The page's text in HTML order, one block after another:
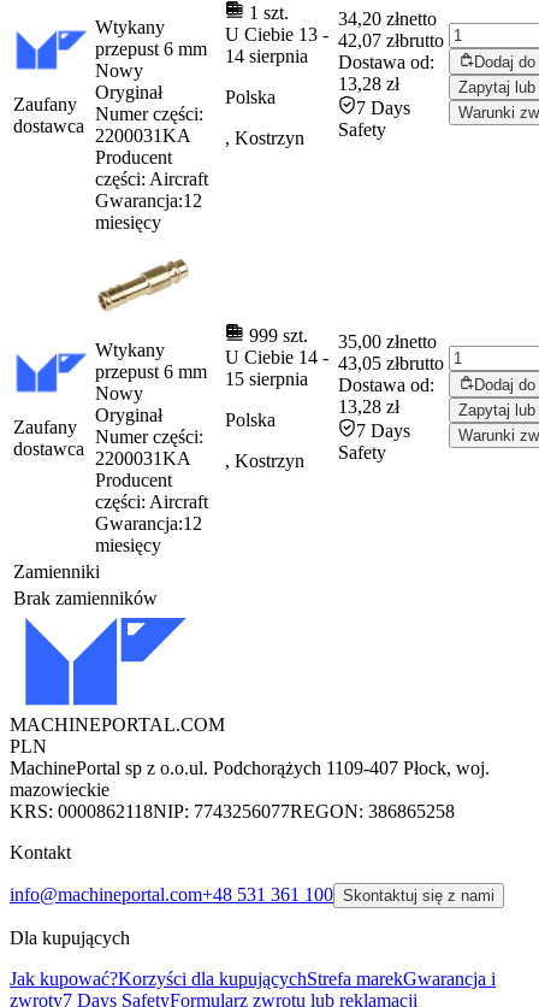
Zaufany
dostawca
Wtykany
przepust 6 mm
Nowy
Oryginał
Numer części:
2200031KA
Producent
części: Aircraft
Gwarancja:12
miesięcy
1 szt.
U Ciebie 13 -
14 sierpnia
Polska
, Kostrzyn
34,20 złnetto
42,07 złbrutto
Dostawa od:
13,28 zł
7 Days
Safety
Dodaj
Zapytaj
Warunki
Zaufany
dostawca
Wtykany
przepust 6 mm
Nowy
Oryginał
Numer części:
2200031KA
Producent
części: Aircraft
Gwarancja:12
miesięcy
999 szt.
U Ciebie 14 -
15 sierpnia
Polska
, Kostrzyn
35,00 złnetto
43,05 złbrutto
Dostawa od:
13,28 zł
7 Days
Safety
Dodaj
Zapytaj
Warunki
Zamienniki
Brak zamienników
MACHINEPORTAL.COM
PLN
MachinePortal sp z o.o.ul. Podchorążych 1109-407 Płock, woj.
mazowieckie
KRS: 0000862118NIP: 7743256077REGON: 386865258
Kontakt
info@machineportal.com+48 531 361 100 Skontaktuj się z nami
Dla kupujących
Jak kupować?Korzyści dla kupującychStrefa marekGwarancja i
zwroty7 Days SafetyFormularz zwrotu lub reklamacji